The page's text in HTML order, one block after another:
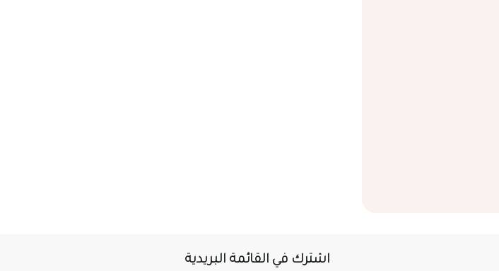
اشترك في القائمة البريدية